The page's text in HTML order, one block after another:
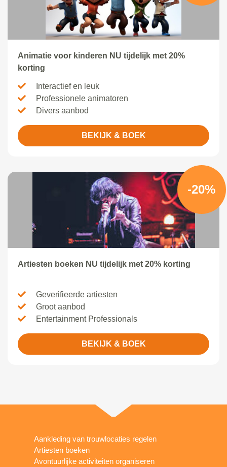
Animatie voor kinderen NU tijdelijk met 20%
korting
Interactief en leuk
Professionele animatoren
Divers aanbod
BEKIJK & BOEK
-20%
Artiesten boeken NU tijdelijk met 20% korting
Geverifieerde artiesten
Groot aanbod
Entertainment Professionals
BEKIJK & BOEK
Aankleding van trouwlocaties regelen
Artiesten boeken
Avontuurlijke activiteiten organiseren